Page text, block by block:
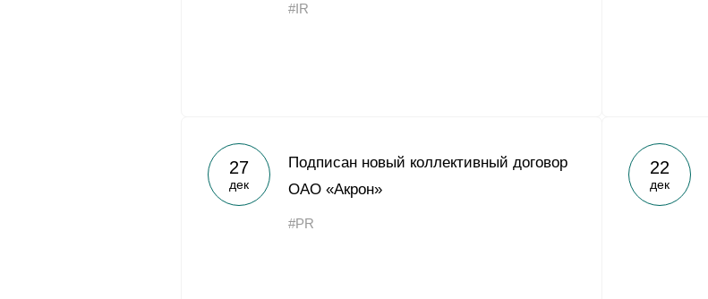
#IR
27
дек
Подписан новый коллективный договор
ОАО «Акрон»
#PR
22
дек